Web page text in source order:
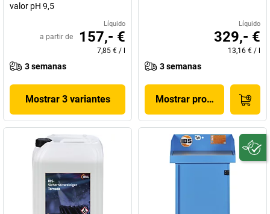
valor pH 9,5
Líquido
a partir de 157,- €
7,85 € /
3 semanas
Mostrar 3 variantes
Líquido
329,- €
13,16 € /
3 semanas
Mostrar produto